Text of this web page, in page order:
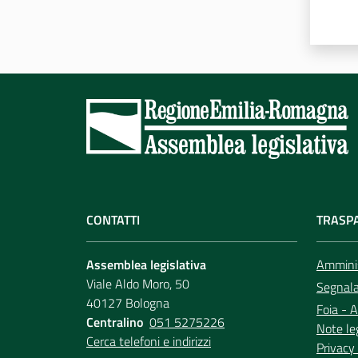
CONTATTI
Assemblea legislativa
Viale Aldo Moro, 50
40127 Bologna
Centralino 051 5275226
Cerca telefoni e indirizzi
Foia -
Note